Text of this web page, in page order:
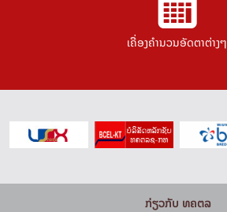
ເຄື່ອງຄຳນວນອັດຕາຕ່າງໆ
ກ່ຽວກັບ ທຄຕລ